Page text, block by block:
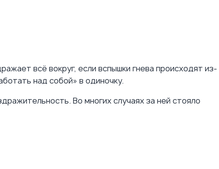
всё вокруг, если вспышки гнева происходят из-
над собой» в одиночку.
Во многих случаях за ней стояло